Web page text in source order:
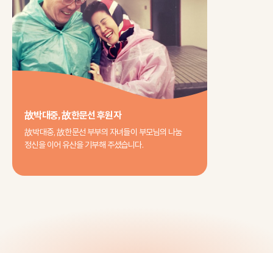
故박대중, 故한문선 후원자
故박대중, 故한문선 부부의 자녀들이 부모님의 나눔
정신을 이어 유산을 기부해 주셨습니다.